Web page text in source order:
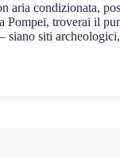
aria condizionata,
Pompei, troverai il
siano siti archeologici,